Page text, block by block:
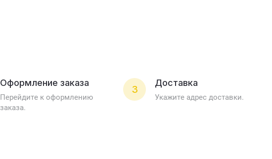
Оформление заказа
Перейдите к оформлению
заказа.
3
Доставка
Укажите адрес доставки.